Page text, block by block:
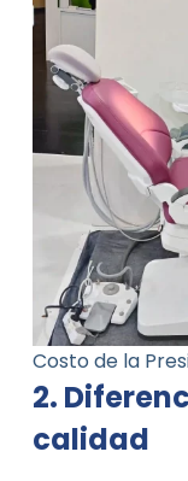
Costo de la
2.
calidad